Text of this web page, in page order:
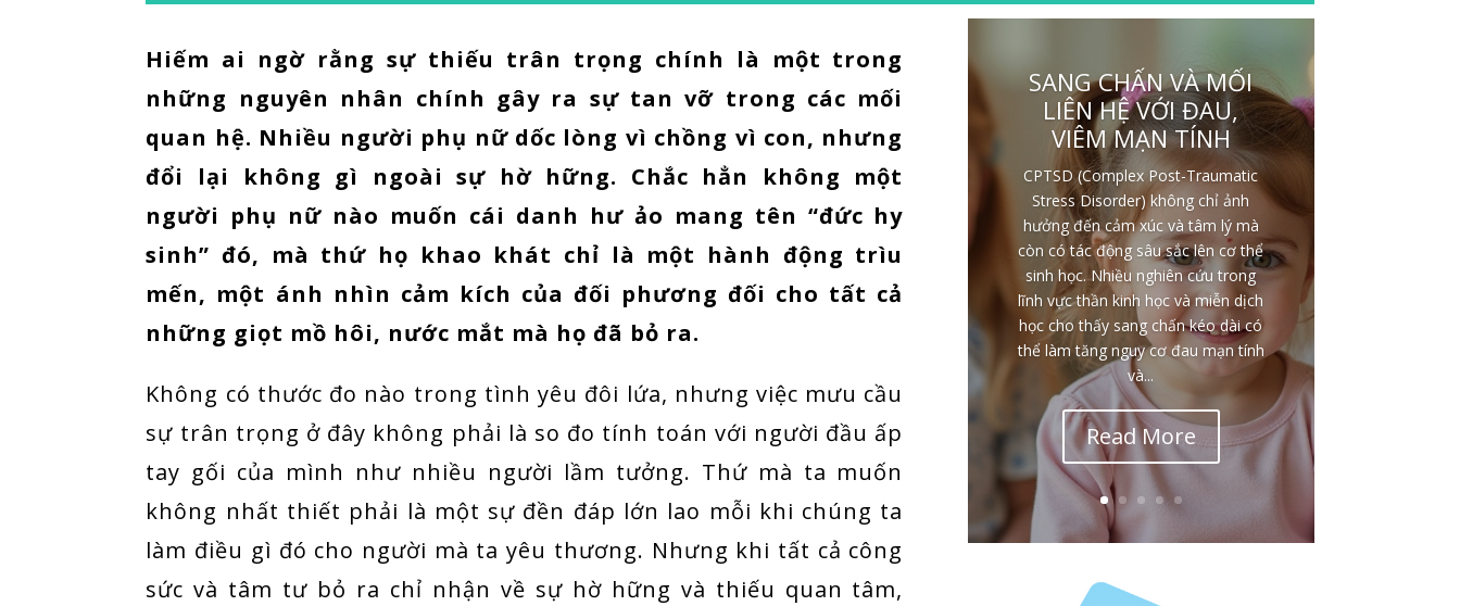
Hiếm ai ngờ rằng sự thiếu trân trọng chính là một trong
những nguyên nhân chính gây ra sự tan vỡ trong các mối
quan hệ. Nhiều người phụ nữ dốc lòng vì chồng vì con, nhưng
đổi lại không gì ngoài sự hờ hững. Chắc hẳn không một
người phụ nữ nào muốn cái danh hư ảo mang tên “đức hy
sinh” đó, mà thứ họ khao khát chỉ là một hành động trìu
mến, một ánh nhìn cảm kích của đối phương đối cho tất cả
những giọt mồ hôi, nước mắt mà họ đã bỏ ra.
Không có thước đo nào trong tình yêu đôi lứa, nhưng việc mưu cầu
sự trân trọng ở đây không phải là so đo tính toán với người đầu ấp
tay gối của mình như nhiều người lầm tưởng. Thứ mà ta muốn
không nhất thiết phải là một sự đền đáp lớn lao mỗi khi chúng ta
làm điều gì đó cho người mà ta yêu thương. Nhưng khi tất cả công
sức và tâm tư bỏ ra chỉ nhận về sự hờ hững và thiếu quan tâm,
SANG CHẤN VÀ MỐI
LIÊN HỆ VỚI ĐAU,
VIÊM MẠN TÍNH
CPTSD (Complex Post-Traumatic
Stress Disorder) không chỉ ảnh
hưởng đến cảm xúc và tâm lý mà
còn có tác động sâu sắc lên cơ thể
sinh học. Nhiều nghiên cứu trong
lĩnh vực thần kinh học và miễn dịch
học cho thấy sang chấn kéo dài có
thể làm tăng nguy cơ đau mạn tính
và...
Read More